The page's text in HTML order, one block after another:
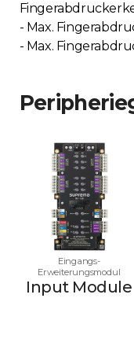
- Max.
- Max.
Eingangs-
Erweiterungsmodul
Input Module